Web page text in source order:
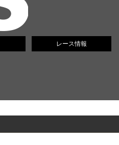
レース情報